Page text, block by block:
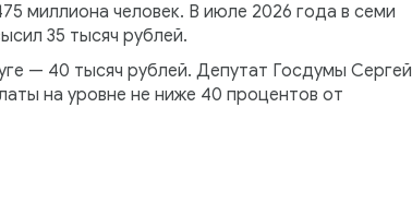
миллиона человек. В июле 2026 года в семи
35 тысяч рублей.
— 40 тысяч рублей. Депутат Госдумы Сергей
на уровне не ниже 40 процентов от